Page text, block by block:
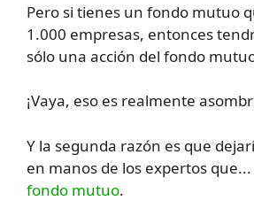
Pero si tienes un fondo mutuo
1.000 empresas, entonces
sólo una acción del fondo
¡Vaya, eso es realmente
Y la segunda razón es que
en manos de los expertos que...
fondo mutuo.